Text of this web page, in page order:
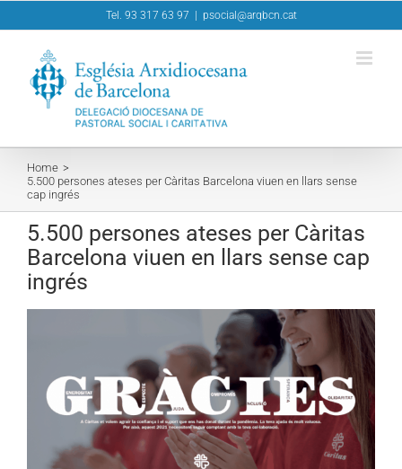
to
Tel. 93 317 63 97 psocial@arqbcn.cat
Home
5.500 persones ateses per Càritas Barcelona viuen en llars sense
cap ingrés
5.500 persones ateses per Càritas
Barcelona viuen en llars sense cap
ingrés